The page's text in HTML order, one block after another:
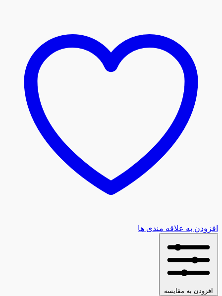
افزودن به علاقه مندی ها
افزودن به مقایسه